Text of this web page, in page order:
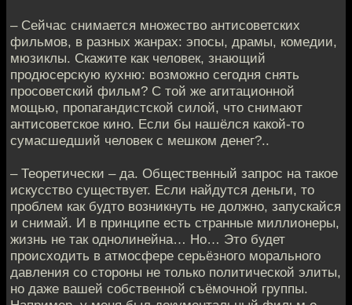
– Сейчас снимается множество антисоветских
фильмов, в разных жанрах: эпосы, драмы, комедии,
мюзиклы. Скажите как человек, знающий
продюсерскую кухню: возможно сегодня снять
просоветский фильм? С той же агитационной
мощью, пропагандистской силой, что снимают
антисоветское кино. Если бы нашёлся какой-то
сумасшедший человек с мешком денег?..
– Теоретически – да. Общественный запрос на такое
искусство существует. Если найдутся деньги, то
проблем как будто возникнуть не должно, запускайся
и снимай. И в принципе есть странные миллионеры,
жизнь не так однолинейна… Но… Это будет
происходить в атмосфере серьёзного морального
давления со стороны не только политической элиты,
но даже вашей собственной съёмочной группы.